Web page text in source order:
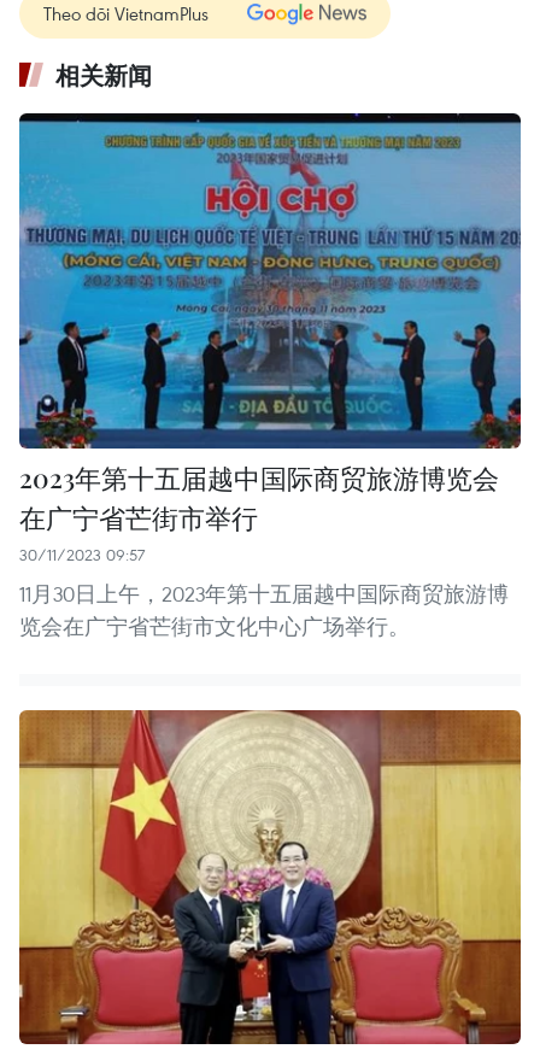
Theo dõi VietnamPlus
相关新闻
2023年第十五届越中国际商贸旅游博览会
在广宁省芒街市举行
30/11/2023 09:57
11月30日上午，2023年第十五届越中国际商贸旅游博
览会在广宁省芒街市文化中心广场举行。